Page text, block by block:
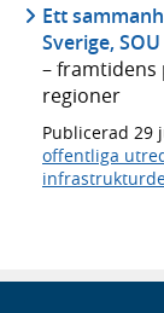
Ett
Sverige,
– framtidens
regioner
Publicerad 29
offentliga